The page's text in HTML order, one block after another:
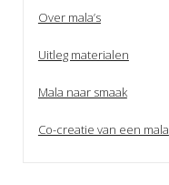
Over mala’s
Uitleg materialen
Mala naar smaak
Co-creatie van een mala